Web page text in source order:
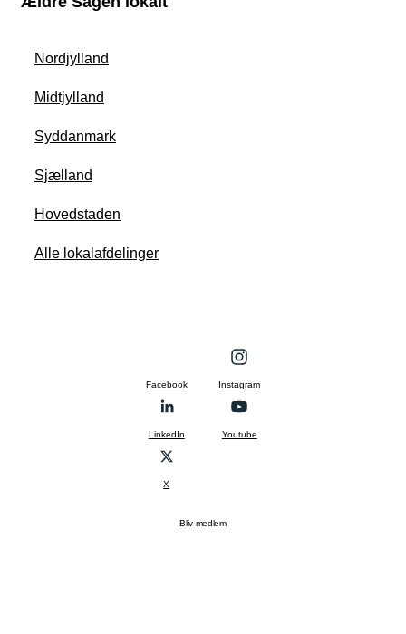
Nordjylland
Midtjylland
Syddanmark
Sjælland
Hovedstaden
Alle lokalafdelinger
Facebook Instagram
LinkedIn Youtube
X
Bliv medlem